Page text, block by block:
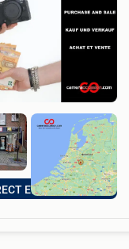
EEN BOD!